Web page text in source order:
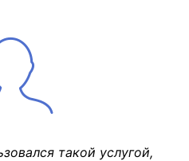
такой услугой,